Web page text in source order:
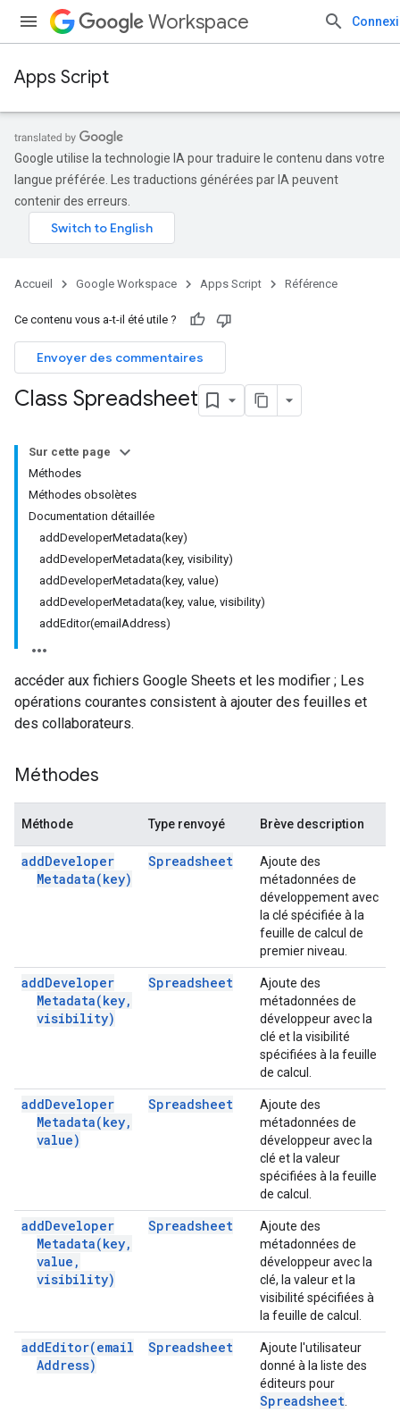
Workspace
Apps Script
Google utilise la technologie IA pour traduire le contenu dans votre
langue préférée. Les traductions générées par IA peuvent
contenir des erreurs.
Accueil Google Workspace Apps Script Référence
Ce contenu vous a-t-il été utile ?
Envoyer des commentaires
Class Spreadsheet
Sur cette page
Méthodes
Méthodes obsolètes
Documentation détaillée
addDeveloperMetadata(key)
addDeveloperMetadata(key, visibility)
addDeveloperMetadata(key, value)
addDeveloperMetadata(key, value, visibility)
addEditor(emailAddress)
accéder aux fichiers Google Sheets et les modifier ; Les
opérations courantes consistent à ajouter des feuilles et
des collaborateurs.
Méthodes
Méthode Type renvoyé Brève description
addDeveloper
Metadata(key)
Spreadsheet
Ajoute des
métadonnées de
développement avec
la clé spécifiée à la
feuille de calcul de
premier niveau.
addDeveloper
Metadata(key,
visibility)
Spreadsheet
Ajoute des
métadonnées de
développeur avec la
clé et la visibilité
spécifiées à la feuille
de calcul.
addDeveloper
Metadata(key,
value)
Spreadsheet
Ajoute des
métadonnées de
développeur avec la
clé et la valeur
spécifiées à la feuille
de calcul.
addDeveloper
Metadata(key,
value ,
visibility)
Spreadsheet
Ajoute des
métadonnées de
développeur avec la
clé, la valeur et la
visibilité spécifiées à
la feuille de calcul.
addEditor(email
Address)
Spreadsheet
Ajoute l'utilisateur
donné à la liste des
éditeurs pour
Spreadsheet